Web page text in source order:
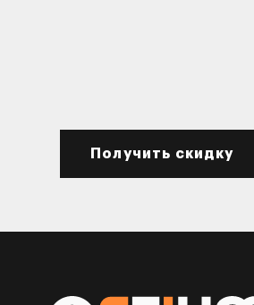
Получить скидку